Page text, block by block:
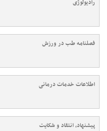
رادیولوژی
فصلنامه طب در ورزش
اطلاعات خدمات درمانی
پیشنهاد، انتقاد و شکایت